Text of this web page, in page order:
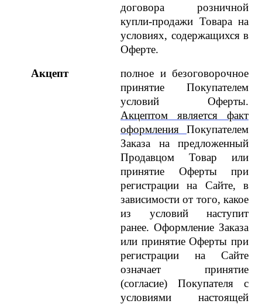
договора розничной
купли-продажи Товара на
условиях, содержащихся в
Оферте.
Акцепт
полное и безоговорочное
принятие Покупателем
условий Оферты.
Акцептом является факт
оформления Покупателем
Заказа на предложенный
Продавцом Товар или
принятие Оферты при
регистрации на Сайте, в
зависимости от того, какое
из условий наступит
ранее. Оформление Заказа
или принятие Оферты при
регистрации на Сайте
означает принятие
(согласие) Покупателя с
условиями настоящей